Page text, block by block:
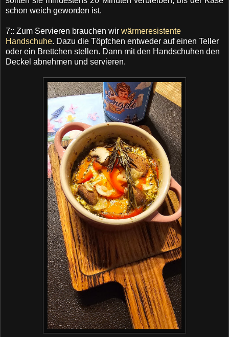
schon weich geworden ist.
7:: Zum Servieren brauchen wir wärmeresistente
Handschuhe. Dazu die Töpfchen entweder auf einen Teller
oder ein Brettchen stellen. Dann mit den Handschuhen den
Deckel abnehmen und servieren.